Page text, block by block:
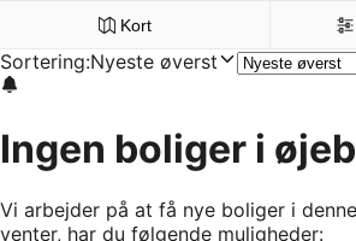
Kort
Sortering:Nyeste øverst
Ingen boliger i
Vi arbejder på at få nye boliger i
venter, har du følgende muligheder: